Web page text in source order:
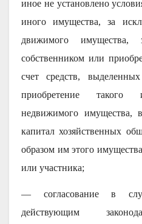
иное не установлено
иного имущества, за
движимого имущества,
собственником или
счет средств,
приобретение
недвижимого имущества,
капитал хозяйственных
образом им этого
или участника;
— согласование в
действующим